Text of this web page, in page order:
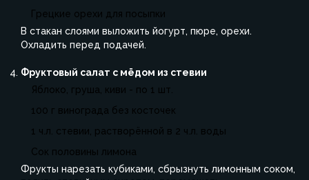
Грецкие орехи для посыпки
В стакан слоями выложить йогурт, пюре, орехи.
Охладить перед подачей.
Фруктовый салат с мёдом из стевии
Яблоко, груша, киви - по 1 шт.
100 г винограда без косточек
1 ч.л. стевии, растворённой в 2 ч.л. воды
Сок половины лимона
Фрукты нарезать кубиками, сбрызнуть лимонным соком,